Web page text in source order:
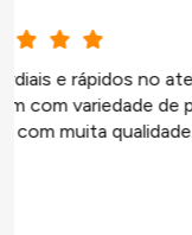
Eles têm
isso ajuda
atencioso!